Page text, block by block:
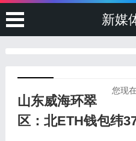
新媒
您现
山东威海环翠
区：北ETH钱包纬